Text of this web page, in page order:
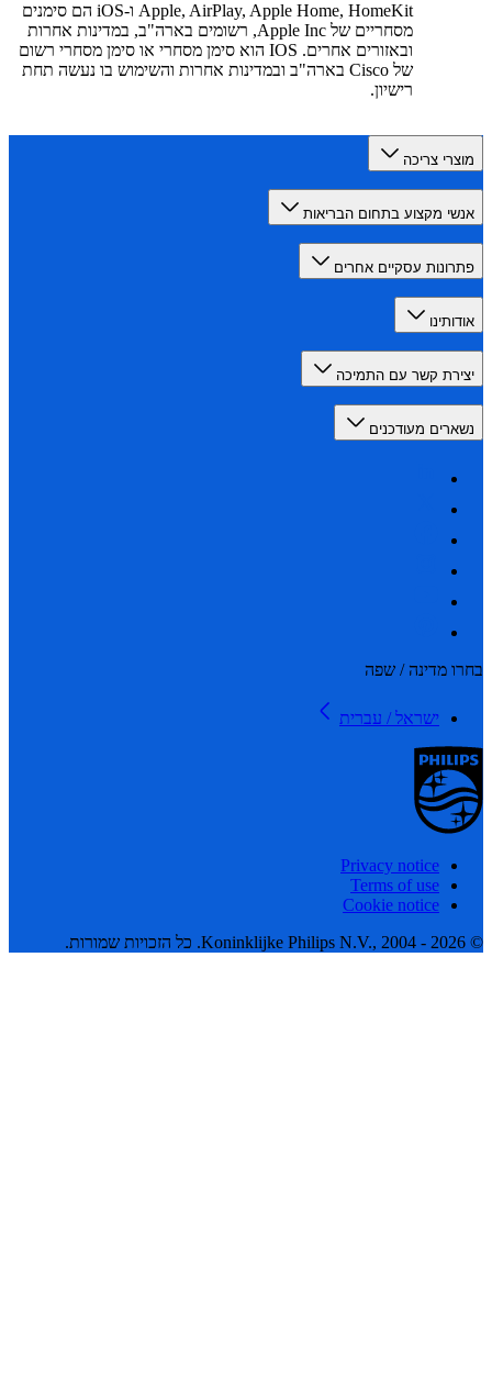
Apple, AirPlay, Apple Home, HomeKit ו-iOS הם סימנים
מסחריים של Apple Inc, רשומים בארה"ב, במדינות אחרות
ובאזורים אחרים. IOS הוא סימן מסחרי או סימן מסחרי רשום
של Cisco בארה"ב ובמדינות אחרות והשימוש בו נעשה תחת
רישיון.
צריכה
מקצוע בתחום הבריאות
עסקיים אחרים
קשר עם התמיכה
מעודכנים
מדינה / שפה
ישראל / עברית
Privacy notice
Terms of use
Cookie notice